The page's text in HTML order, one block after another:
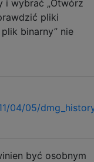
i wybrać „Otwórz
pliki
binarny” nie
04/05/
być osobnym